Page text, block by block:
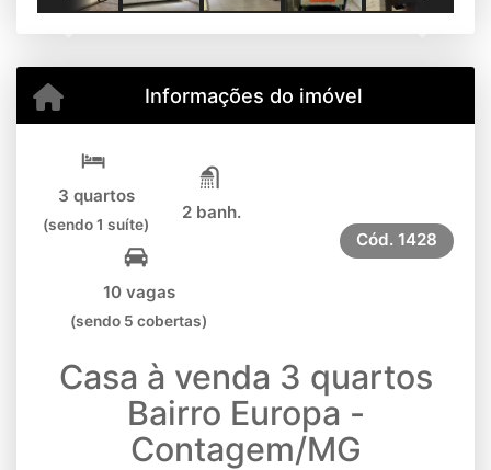
Informações do imóvel
3 quartos
(sendo 1 suíte)
2 banh.
10 vagas
(sendo 5 cobertas)
Cód. 1428
Casa à venda 3 quartos
Bairro Europa -
Contagem/MG